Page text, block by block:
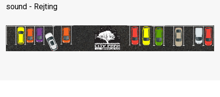
sound - Rejting